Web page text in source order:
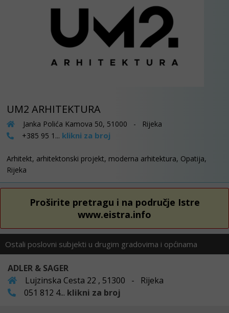
UM2 ARHITEKTURA
Janka Polića Kamova 50, 51000 - Rijeka
+385 95 1... klikni za broj
Arhitekt, arhitektonski projekt, moderna arhitektura, Opatija,
Rijeka
Proširite pretragu i na područje Istre
www.eistra.info
Ostali poslovni subjekti u drugim gradovima i općinama
ADLER & SAGER
Lujzinska Cesta 22 , 51300 - Rijeka
051 812 4... klikni za broj